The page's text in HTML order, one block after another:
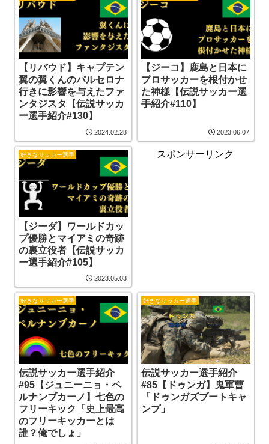
【リバウド】キャプテン
翼の翼くんのバルセロナ
行きに影響を与えたファ
ンタジスタ【伝説サッカ
ー選手紹介#130】
2024.02.28
【ジーコ】鹿島と日本に
プロサッカーを根付かせ
た神様【伝説サッカー選
手紹介#110】
2023.06.07
好きなサッカー選手
【ジーダ】ワールドカッ
プ優勝とマイアミの奇跡
の裏立役者【伝説サッカ
ー選手紹介#105】
2023.05.03
スポンサーリンク
好きなサッカー選手
伝説サッカー選手紹介
#95【ジュニーニョ・ペ
ルナンブカーノ】七色の
フリーキック「史上最高
のフリーキッカーとは
誰？俺でしょ」
好きなサッカー選手
伝説サッカー選手紹介
#85【ドゥンガ】鬼軍曹
「ドゥンガズブートキャ
ンプ」